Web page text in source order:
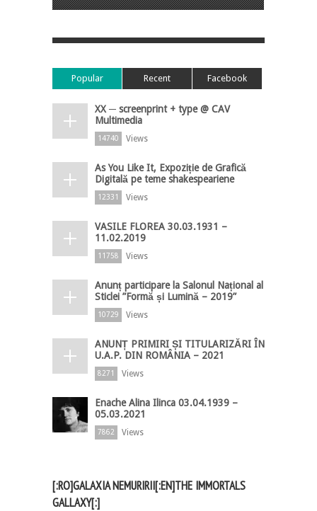
Popular Recent Facebook
XX ─ screenprint + type @ CAV
Multimedia
14740 Views
As You Like It, Expoziție de Grafică
Digitală pe teme shakespeariene
12331 Views
VASILE FLOREA 30.03.1931 –
11.02.2019
11758 Views
Anunț participare la Salonul Național al
Sticlei ”Formă și Lumină – 2019”
10729 Views
ANUNȚ PRIMIRI ȘI TITULARIZĂRI ÎN
U.A.P. DIN ROMÂNIA – 2021
8271 Views
Enache Alina Ilinca 03.04.1939 –
05.03.2021
7862 Views
[:RO]GALAXIA NEMURIRII[:EN]THE IMMORTALS
GALLAXY[:]